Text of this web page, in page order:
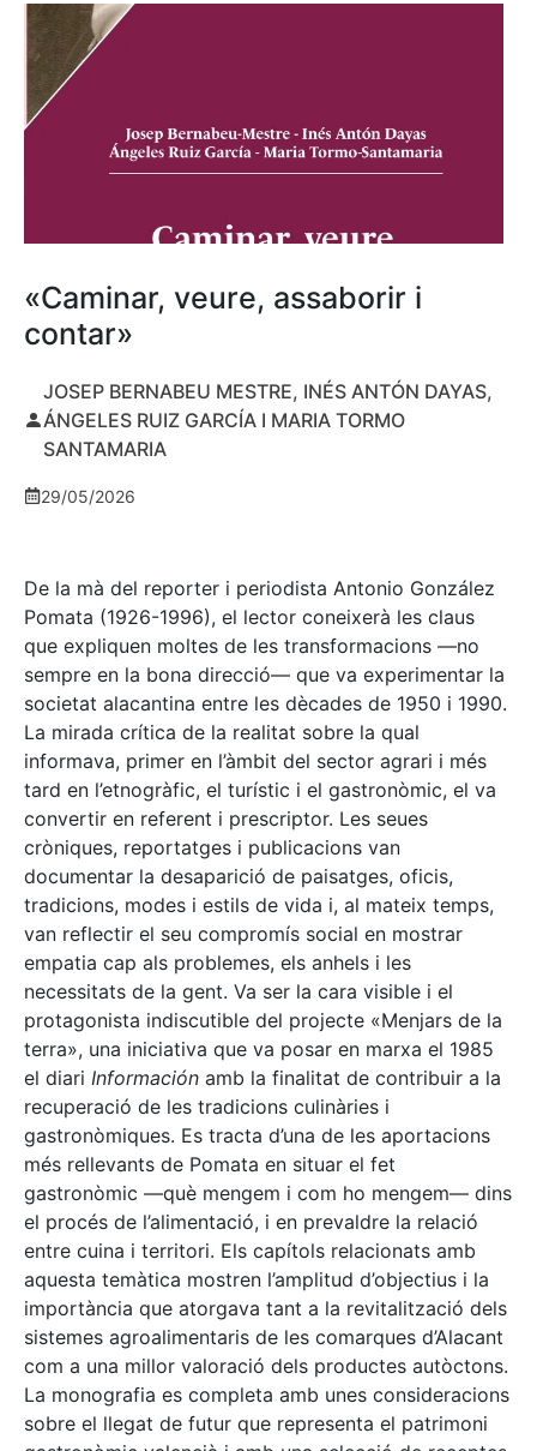
«Caminar, veure, assaborir i
contar»
JOSEP BERNABEU MESTRE, INÉS ANTÓN DAYAS,
ÁNGELES RUIZ GARCÍA I MARIA TORMO
SANTAMARIA
29/05/2026
De la mà del reporter i periodista Antonio González
Pomata (1926-1996), el lector coneixerà les claus
que expliquen moltes de les transformacions —no
sempre en la bona direcció— que va experimentar la
societat alacantina entre les dècades de 1950 i 1990.
La mirada crítica de la realitat sobre la qual
informava, primer en l’àmbit del sector agrari i més
tard en l’etnogràfic, el turístic i el gastronòmic, el va
convertir en referent i prescriptor. Les seues
cròniques, reportatges i publicacions van
documentar la desaparició de paisatges, oficis,
tradicions, modes i estils de vida i, al mateix temps,
van reflectir el seu compromís social en mostrar
empatia cap als problemes, els anhels i les
necessitats de la gent. Va ser la cara visible i el
protagonista indiscutible del projecte «Menjars de la
terra», una iniciativa que va posar en marxa el 1985
el diari Información amb la finalitat de contribuir a la
recuperació de les tradicions culinàries i
gastronòmiques. Es tracta d’una de les aportacions
més rellevants de Pomata en situar el fet
gastronòmic —què mengem i com ho mengem— dins
el procés de l’alimentació, i en prevaldre la relació
entre cuina i territori. Els capítols relacionats amb
aquesta temàtica mostren l’amplitud d’objectius i la
importància que atorgava tant a la revitalització dels
sistemes agroalimentaris de les comarques d’Alacant
com a una millor valoració dels productes autòctons.
La monografia es completa amb unes consideracions
sobre el llegat de futur que representa el patrimoni